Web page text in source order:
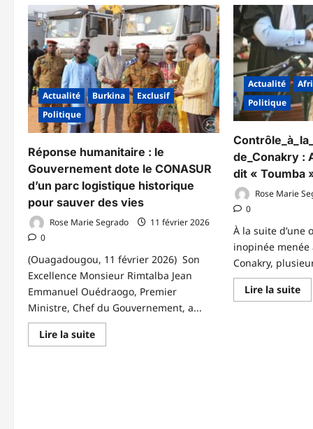
la
joie
de
Pâques :
Le
se
ce
de
la
et
le
du
Actualité Burkina
Exclusif
Politique
Réponse humanitaire : le
Gouvernement dote le CONASUR
d’un parc logistique historique
pour sauver des vies
Rose Marie Segrado
11 février 2026
0
(Ouagadougou, 11 février 2026) Son
Excellence Monsieur Rimtalba Jean
Emmanuel Ouédraogo, Premier
Ministre, Chef du Gouvernement, a...
Lire la suiteEn
savoir
Actualité
Politique
de_Conakry :
dit « Toumba
Rose Marie
0
À la suite d’une
inopinée
Conakry,
Lire la suiteEn